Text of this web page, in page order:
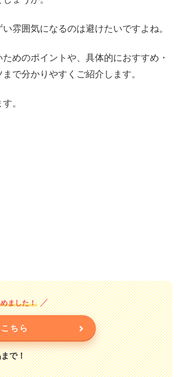
雰囲気になるのは避けたいですよね。
めのポイントや、具体的におすすめ・
で分かりやすくご紹介します。
。
ました！
ちら
で！